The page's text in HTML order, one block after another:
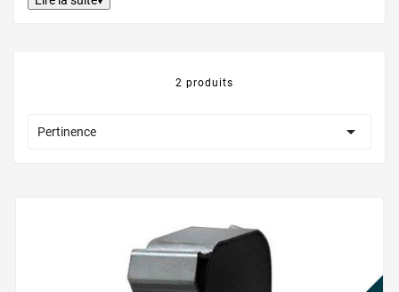
2 produits
Pertinence 